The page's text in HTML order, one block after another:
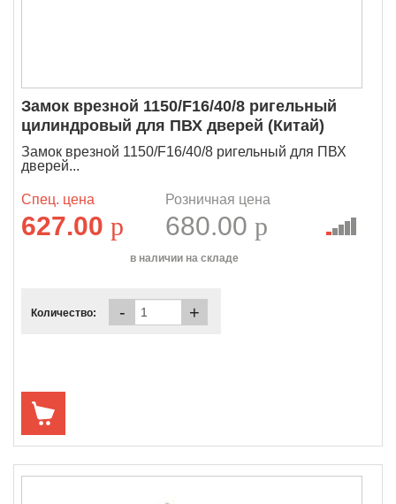
Замок врезной 1150/F16/40/8 ригельный
цилиндровый для ПВХ дверей (Китай)
Замок врезной 1150/F16/40/8 ригельный для ПВХ
дверей...
Спец. цена
627.00 p
Розничная цена
680.00 p
в наличии на складе
Количество: - +